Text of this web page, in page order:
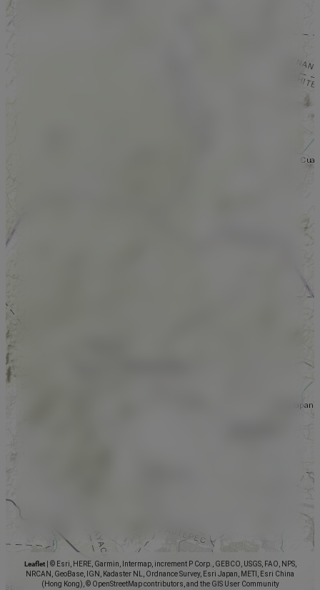
Leaflet
© Esri, HERE, Garmin, Intermap, increment P Corp., GEBCO, USGS, FAO, NPS,
NRCAN, GeoBase, IGN, Kadaster NL, Ordnance Survey, Esri Japan, METI, Esri China
(Hong Kong), © OpenStreetMap contributors, and the GIS User Community